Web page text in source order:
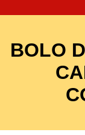
BOLO